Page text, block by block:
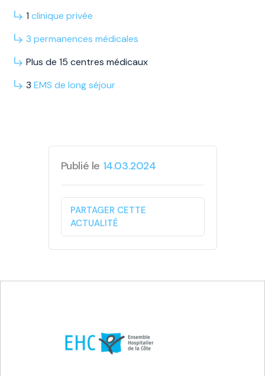
1 clinique privée
3 permanences médicales
Plus de 15 centres médicaux
3 EMS de longséjour
Publié le 14.03.2024
PARTAGER CETTE
ACTUALITÉ